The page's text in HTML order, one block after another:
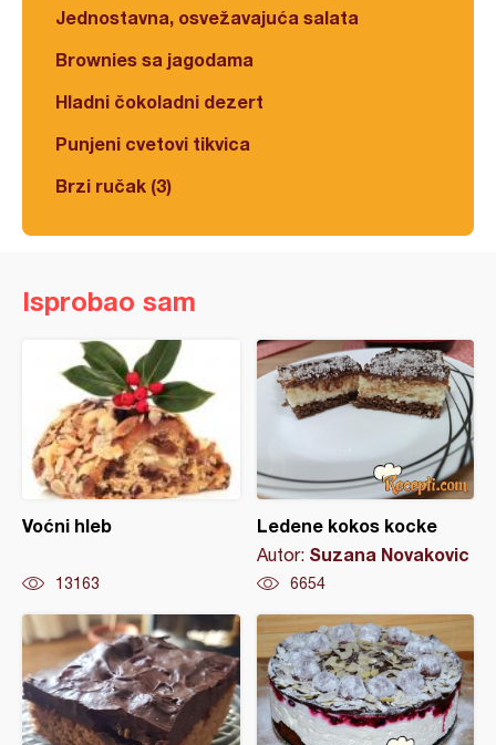
Jednostavna, osvežavajuća salata
Brownies sa jagodama
Hladni čokoladni dezert
Punjeni cvetovi tikvica
Brzi ručak (3)
Isprobao sam
Voćni hleb
13163
Ledene kokos kocke
Autor: Suzana Novakovic
6654